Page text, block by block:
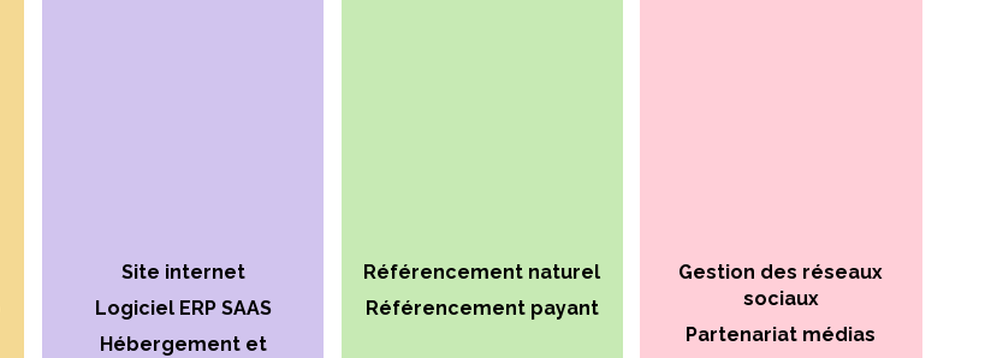
Site internet
Logiciel ERP SAAS
Hébergement et
Référencement naturel
Référencement payant
Gestion des réseaux
sociaux
Partenariat médias